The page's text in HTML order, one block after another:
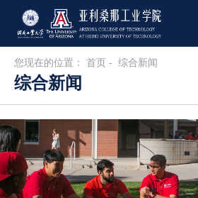
您现在的位置： 首页 - 综合新闻
综合新闻